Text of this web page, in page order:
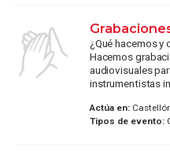
¿Qué hacemos y
Hacemos
audiovisuales
instrumentistas
Actúa en:
Tipos de evento: